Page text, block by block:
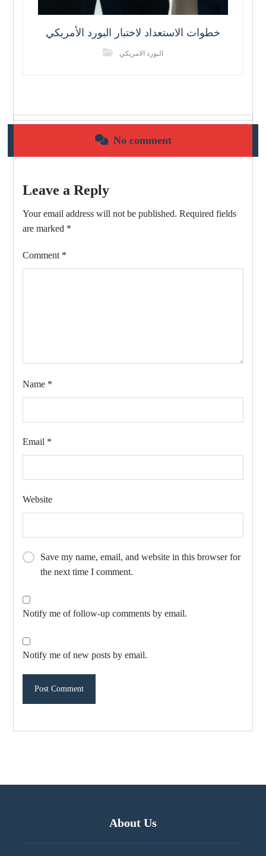
خطوات الاستعداد لاختبار البورد الأمريكي
البورد الامريكي
No comment
Leave a Reply
Your email address will not be published. Required fields
are marked *
Comment *
Name *
Email *
Website
Save my name, email, and website in this browser for
the next time I comment.
Notify me of follow-up comments by email.
Notify me of new posts by email.
About Us